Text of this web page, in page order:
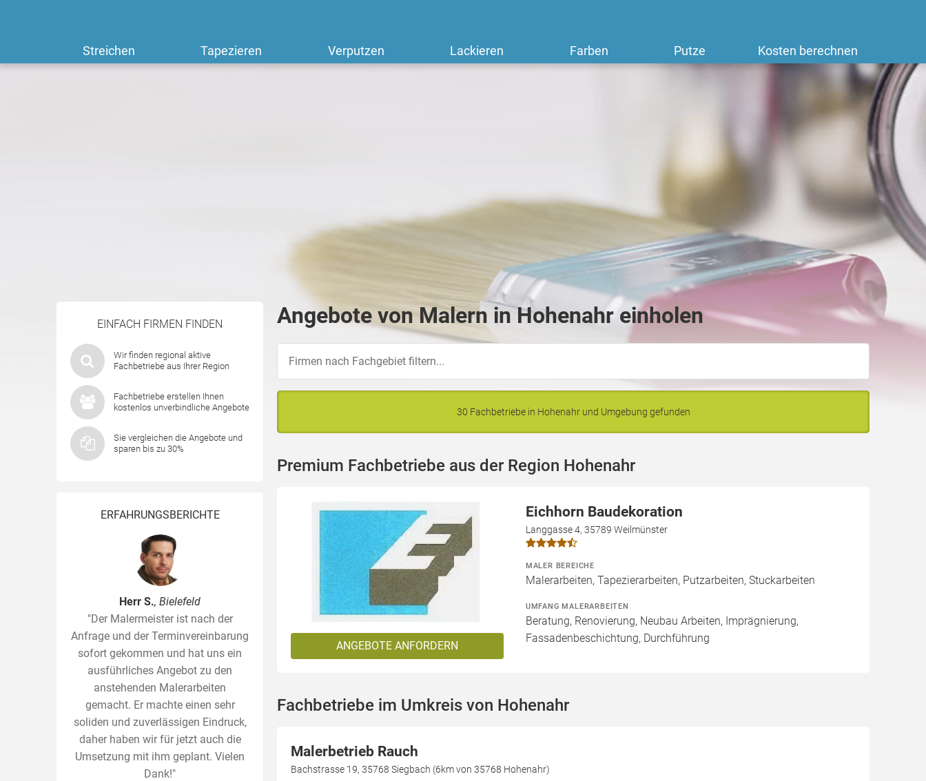
Streichen Tapezieren Verputzen Lackieren Farben Putze Kosten berechnen
EINFACH FIRMEN FINDEN
Wir finden regional aktive
Fachbetriebe aus Ihrer Region
Fachbetriebe erstellen Ihnen
kostenlos unverbindliche Angebote
Sie vergleichen die Angebote und
sparen bis zu 30%
ERFAHRUNGSBERICHTE
Herr S., Bielefeld
"Der Malermeister ist nach der
Anfrage und der Terminvereinbarung
sofort gekommen und hat uns ein
ausführliches Angebot zu den
anstehenden Malerarbeiten
gemacht. Er machte einen sehr
soliden und zuverlässigen Eindruck,
daher haben wir für jetzt auch die
Umsetzung mit ihm geplant. Vielen
Dank!"
Angebote von Malern in Hohenahr einholen
30 Fachbetriebe in Hohenahr und Umgebung gefunden
Premium Fachbetriebe aus der Region Hohenahr
ANGEBOTE ANFORDERN
Eichhorn Baudekoration
Langgasse 4, 35789 Weilmünster
MALER BEREICHE
Malerarbeiten, Tapezierarbeiten, Putzarbeiten, Stuckarbeiten
UMFANG MALERARBEITEN
Beratung, Renovierung, Neubau Arbeiten, Imprägnierung,
Fassadenbeschichtung, Durchführung
Fachbetriebe im Umkreis von Hohenahr
Malerbetrieb Rauch
Bachstrasse 19, 35768 Siegbach (6km von 35768 Hohenahr)